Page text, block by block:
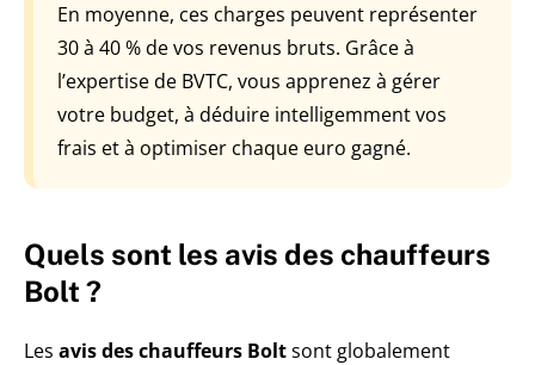
En moyenne, ces charges peuvent représenter
30 à 40 % de vos revenus bruts. Grâce à
l’expertise de BVTC, vous apprenez à gérer
votre budget, à déduire intelligemment vos
frais et à optimiser chaque euro gagné.
Quels sont les avis des chauffeurs
Bolt ?
Les avis des chauffeurs Boltsont globalement